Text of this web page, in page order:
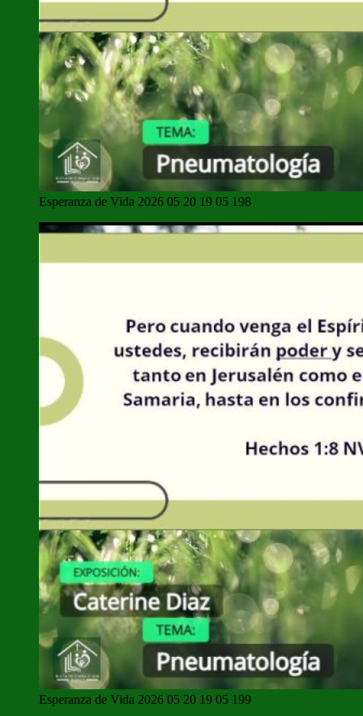
Esperanza de Vida 2026 05 20 19 05 198
Esperanza de Vida 2026 05 20 19 05 199